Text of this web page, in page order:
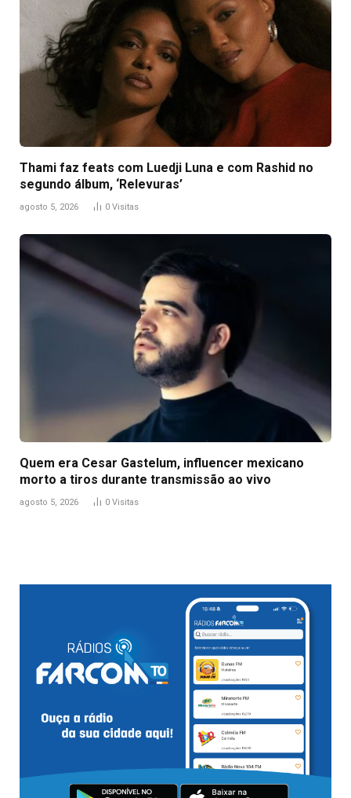
Thami faz feats com Luedji Luna e com Rashid no
segundo álbum, ‘Relevuras’
agosto 5, 2026 0 Visitas
Quem era Cesar Gastelum, influencer mexicano
morto a tiros durante transmissão ao vivo
agosto 5, 2026 0 Visitas